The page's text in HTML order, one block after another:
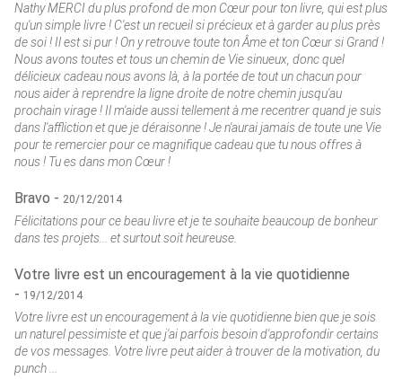
Nathy MERCI du plus profond de mon Cœur pour ton livre, qui est plus
qu'un simple livre ! C'est un recueil si précieux et à garder au plus près
de soi ! Il est si pur ! On y retrouve toute ton Âme et ton Cœur si Grand !
Nous avons toutes et tous un chemin de Vie sinueux, donc quel
délicieux cadeau nous avons là, à la portée de tout un chacun pour
nous aider à reprendre la ligne droite de notre chemin jusqu'au
prochain virage ! Il m'aide aussi tellement à me recentrer quand je suis
dans l'affliction et que je déraisonne ! Je n'aurai jamais de toute une Vie
pour te remercier pour ce magnifique cadeau que tu nous offres à
nous ! Tu es dans mon Cœur !
Bravo - 20/12/2014
Félicitations pour ce beau livre et je te souhaite beaucoup de bonheur
dans tes projets... et surtout soit heureuse.
Votre livre est un encouragement à la vie quotidienne
- 19/12/2014
Votre livre est un encouragement à la vie quotidienne bien que je sois
un naturel pessimiste et que j'ai parfois besoin d'approfondir certains
de vos messages. Votre livre peut aider à trouver de la motivation, du
punch ...